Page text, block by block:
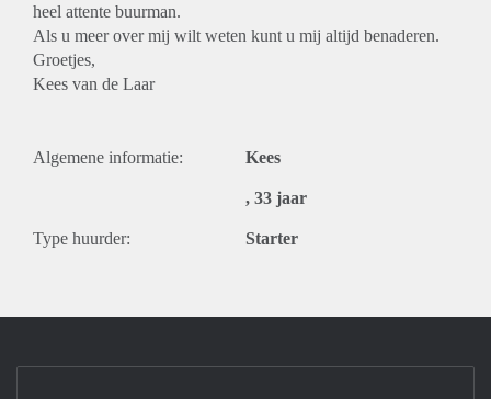
heel attente buurman.
Als u meer over mij wilt weten kunt u mij altijd benaderen.
Groetjes,
Kees van de Laar
Algemene informatie: Kees
, 33 jaar
Type huurder: Starter